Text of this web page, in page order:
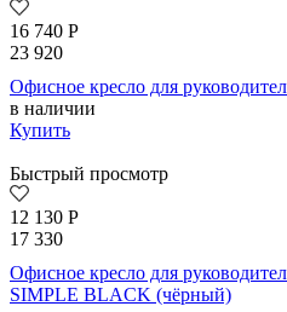
16 740 Р
23 920
Офисное кресло для
в наличии
Купить
Быстрый просмотр
12 130 Р
17 330
Офисное кресло для
SIMPLE BLACK (чёрный)